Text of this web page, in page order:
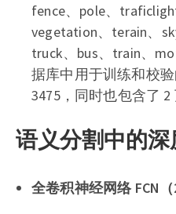
fence、pole、
vegetation、terain、
truck、bus、train、
据库中用于训练和校
3475，同时也包含了 2
语义分割中的
全卷积神经网络 FCN（